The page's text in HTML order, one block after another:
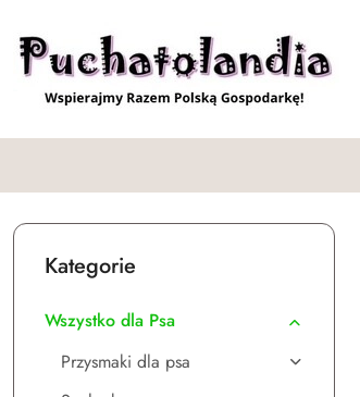
Kategorie
Wszystko dla Psa
Przysmaki dla psa